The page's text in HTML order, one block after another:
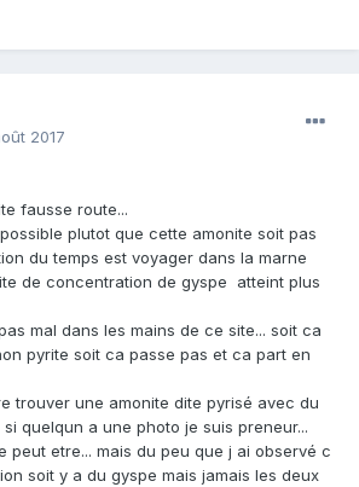
2017
fausse route...
plutot que cette amonite soit pas
du temps est voyager dans la marne
de concentration de gyspe atteint plus
mal dans les mains de ce site... soit ca
pyrite soit ca passe pas et ca part en
trouver une amonite dite pyrisé avec du
quelqun a une photo je suis preneur...
peut etre... mais du peu que j ai observé c
soit y a du gyspe mais jamais les deux